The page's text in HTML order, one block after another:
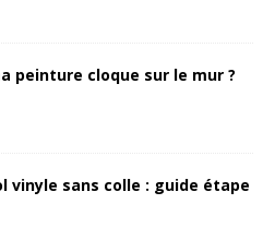
peinture cloque sur le mur ?
vinyle sans colle : guide étape